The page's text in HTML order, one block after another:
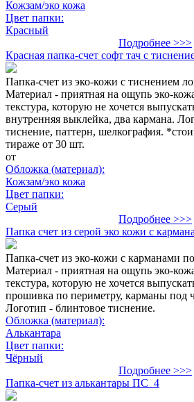
Кожзам/эко кожа
Цвет папки:
Красный
Подробнее >>>
Красная папка-счет софт тач с
Папка-счет из эко-кожи с тиснением
Материал - приятная на ощупь эко-
текстура, которую не хочется
внутренняя выклейка, два кармана.
тиснение, паттерн, шелкография.
тираже от 30 шт.
от
Обложка (материал):
Кожзам/эко кожа
Цвет папки:
Серый
Подробнее >>>
Папка счет из серой эко кожи с
Папка-счет из эко-кожи с карманами
Материал - приятная на ощупь эко-
текстура, которую не хочется
прошивка по периметру, карманы под
Логотип - блинтовое тиснение.
Обложка (материал):
Алькантара
Цвет папки:
Чёрный
Подробнее >>>
Папка-счет из алькантары ПС_4